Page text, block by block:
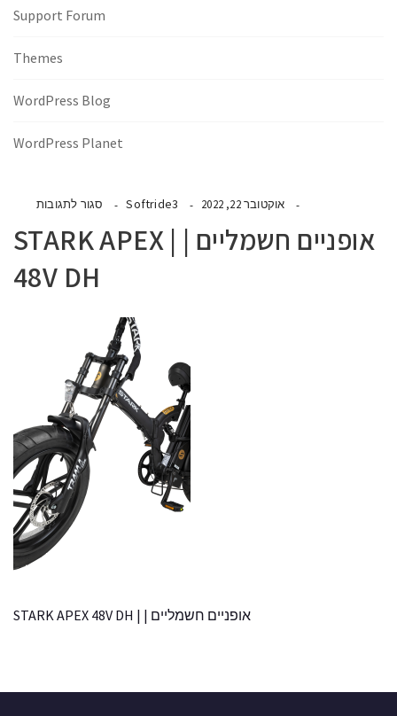
אוקטובר 22, 2022 Softride3 סגור לתגובות
אופניים חשמליים | | STARK APEX
48V DH
אופניים חשמליים | | STARK APEX 48V DH
Support Forum
Themes
WordPress Blog
WordPress Planet